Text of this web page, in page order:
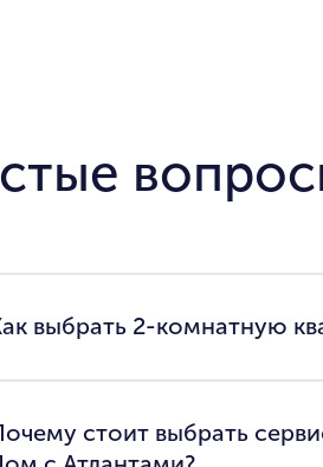
выбрать 2-комнатную
стоит выбрать